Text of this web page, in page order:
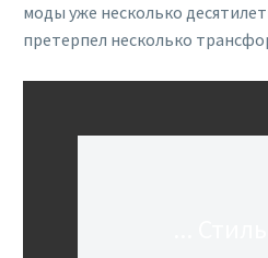
моды уже несколько
претерпел несколько